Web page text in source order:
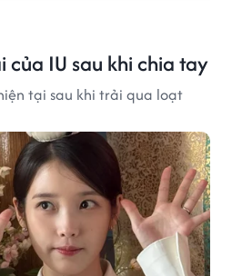
của IU sau khi chia tay
tại sau khi trải qua loạt